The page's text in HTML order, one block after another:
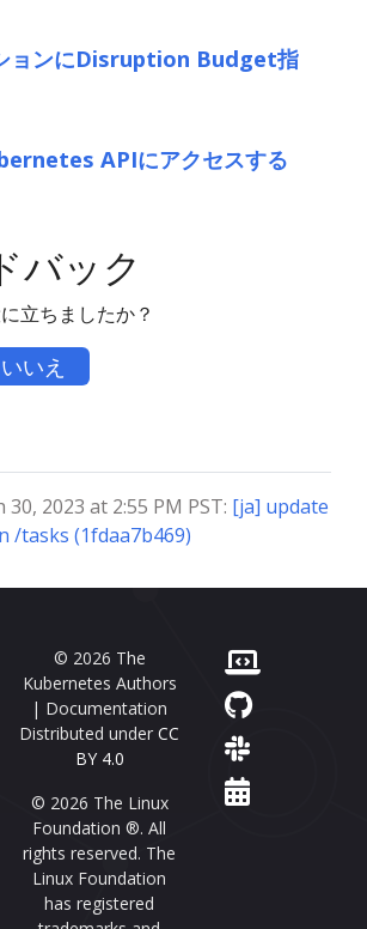
ョンにDisruption Budget指
APIにアクセスする
バック
立ちましたか？
いいえ
2023 at 2:55 PM PST: [ja] update
/tasks (1fdaa7b469)
© 2026 The
Kubernetes Authors
| Documentation
Distributed under CC
BY 4.0
© 2026 The Linux
Foundation ®. All
rights reserved. The
Linux Foundation
has registered